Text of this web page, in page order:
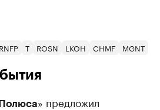
T ROSN LKOH CHMF MGNT
Полюса» предложил